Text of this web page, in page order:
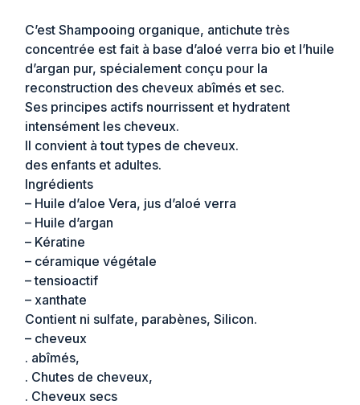
C’est Shampooing organique, antichute très
concentrée est fait à base d’aloé verra bio et l’huile
d’argan pur, spécialement conçu pour la
reconstruction des cheveux abîmés et sec.
Ses principes actifs nourrissent et hydratent
intensément les cheveux.
Il convient à tout types de cheveux.
des enfants et adultes.
Ingrédients
– Huile d’aloe Vera, jus d’aloé verra
– Huile d’argan
– Kératine
– céramique végétale
– tensioactif
– xanthate
Contient ni sulfate, parabènes, Silicon.
– cheveux
. abîmés,
. Chutes de cheveux,
. Cheveux secs